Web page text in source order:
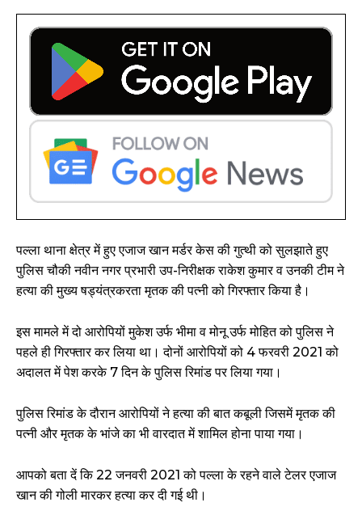
पल्ला थाना क्षेत्र में हुए एजाज खान मर्डर केस की गुत्थी को सुलझाते हुए
पुलिस चौकी नवीन नगर प्रभारी उप-निरीक्षक राकेश कुमार व उनकी टीम ने
हत्या की मुख्य षड्यंत्रकरता मृतक की पत्नी को गिरफ्तार किया है।
इस मामले में दो आरोपियों मुकेश उर्फ भीमा व मोनू उर्फ मोहित को पुलिस ने
पहले ही गिरफ्तार कर लिया था। दोनों आरोपियों को 4 फरवरी 2021 को
अदालत में पेश करके 7 दिन के पुलिस रिमांड पर लिया गया।
पुलिस रिमांड के दौरान आरोपियों ने हत्या की बात कबूली जिसमें मृतक की
पत्नी और मृतक के भांजे का भी वारदात में शामिल होना पाया गया।
आपको बता दें कि 22 जनवरी 2021 को पल्ला के रहने वाले टेलर एजाज
खान की गोली मारकर हत्या कर दी गई थी।